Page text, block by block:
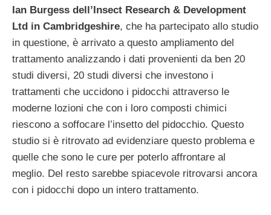
Ian Burgess dell’Insect Research & Development
Ltd in Cambridgeshire, che ha partecipato allo studio
in questione, è arrivato a questo ampliamento del
trattamento analizzando i dati provenienti da ben 20
studi diversi, 20 studi diversi che investono i
trattamenti che uccidono i pidocchi attraverso le
moderne lozioni che con i loro composti chimici
riescono a soffocare l’insetto del pidocchio. Questo
studio si è ritrovato ad evidenziare questo problema e
quelle che sono le cure per poterlo affrontare al
meglio. Del resto sarebbe spiacevole ritrovarsi ancora
con i pidocchi dopo un intero trattamento.